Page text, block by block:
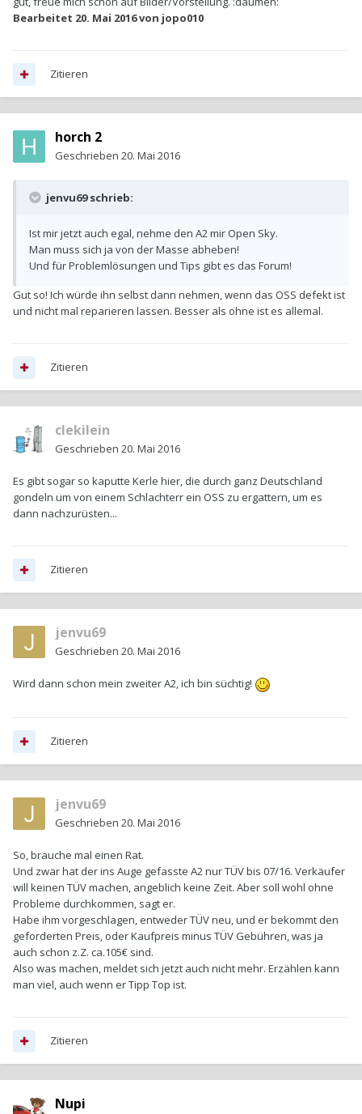
Bearbeitet 20. Mai 2016von jopo010
Zitieren
horch 2
Geschrieben 20. Mai 2016
jenvu69 schrieb:
Ist mir jetzt auch egal, nehme den A2 mir Open Sky.
Man muss sich ja von der Masse abheben!
Und für Problemlösungen und Tips gibt es das Forum!
Gut so! Ich würde ihn selbst dann nehmen, wenn das OSS defekt ist
und nicht mal reparieren lassen. Besser als ohne ist es allemal.
Zitieren
clekilein
Geschrieben 20. Mai 2016
Es gibt sogar so kaputte Kerle hier, die durch ganz Deutschland
gondeln um von einem Schlachterr ein OSS zu ergattern, um es
dann nachzurüsten...
Zitieren
jenvu69
Geschrieben 20. Mai 2016
Wird dann schon mein zweiter A2, ich bin süchtig!
Zitieren
jenvu69
Geschrieben 20. Mai 2016
So, brauche mal einen Rat.
Und zwar hat der ins Auge gefasste A2 nur TÜV bis 07/16. Verkäufer
will keinen TÜV machen, angeblich keine Zeit. Aber soll wohl ohne
Probleme durchkommen, sagt er.
Habe ihm vorgeschlagen, entweder TÜV neu, und er bekommt den
geforderten Preis, oder Kaufpreis minus TÜV Gebühren, was ja
auch schon z.Z. ca.105€ sind.
Also was machen, meldet sich jetzt auch nicht mehr. Erzählen kann
man viel, auch wenn er Tipp Top ist.
Zitieren
Nupi